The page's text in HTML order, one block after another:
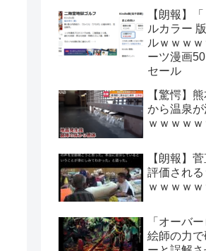
【朗報】
ルカラー
ルｗｗｗ
ーツ漫画
セール
【驚愕】
から温泉
ｗｗｗｗ
【朗報】
評価され
ｗｗｗｗ
「オーバ
絵師の力